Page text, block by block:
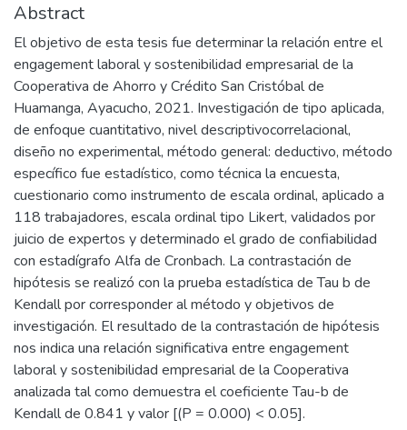
Abstract
El objetivo de esta tesis fue determinar la relación entre el
engagement laboral y sostenibilidad empresarial de la
Cooperativa de Ahorro y Crédito San Cristóbal de
Huamanga, Ayacucho, 2021. Investigación de tipo aplicada,
de enfoque cuantitativo, nivel descriptivocorrelacional,
diseño no experimental, método general: deductivo, método
específico fue estadístico, como técnica la encuesta,
cuestionario como instrumento de escala ordinal, aplicado a
118 trabajadores, escala ordinal tipo Likert, validados por
juicio de expertos y determinado el grado de confiabilidad
con estadígrafo Alfa de Cronbach. La contrastación de
hipótesis se realizó con la prueba estadística de Tau b de
Kendall por corresponder al método y objetivos de
investigación. El resultado de la contrastación de hipótesis
nos indica una relación significativa entre engagement
laboral y sostenibilidad empresarial de la Cooperativa
analizada tal como demuestra el coeficiente Tau-b de
Kendall de 0.841 y valor [(P = 0.000) < 0.05].